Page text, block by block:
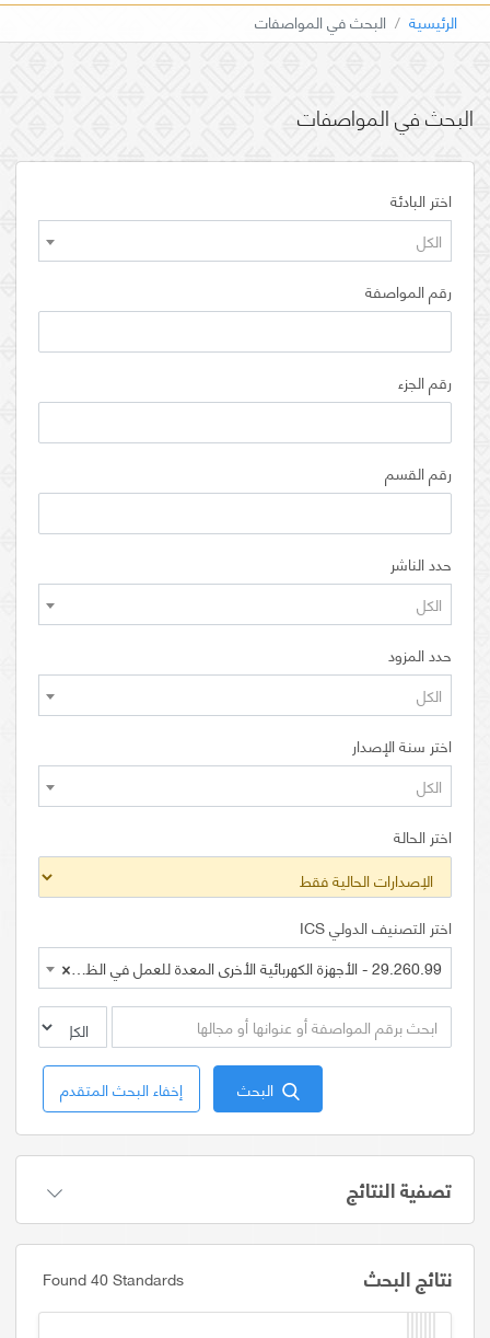
الرئيسية البحث في المواصفات
البحث في المواصفات
اختر البادئة
الكل
رقم المواصفة
رقم الجزء
رقم القسم
حدد الناشر
الكل
حدد المزود
الكل
اختر سنة الإصدار
الكل
اختر الحالة
اختر التصنيف الدولي ICS
×
29.260.99 - الأجهزة الكهربائية الأخرى المعدة للعمل في الظروف الخاصة
البحث إخفاء البحث المتقدم
تصفية النتائج
نتائج البحث Found 40 Standards